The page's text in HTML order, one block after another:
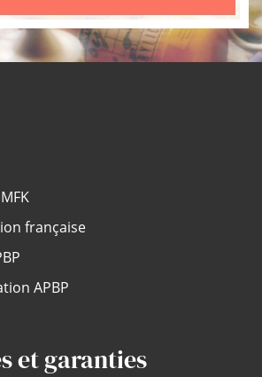
française
APBP
et garanties